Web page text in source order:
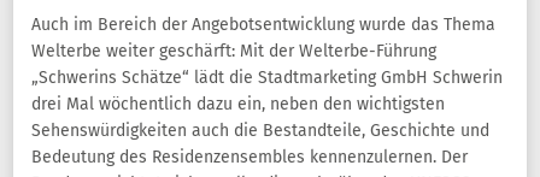
Auch im Bereich der Angebotsentwicklung wurde das Thema
Welterbe weiter geschärft: Mit der Welterbe-Führung
„Schwerins Schätze“ lädt die Stadtmarketing GmbH Schwerin
drei Mal wöchentlich dazu ein, neben den wichtigsten
Sehenswürdigkeiten auch die Bestandteile, Geschichte und
Bedeutung des Residenzensembles kennenzulernen. Der